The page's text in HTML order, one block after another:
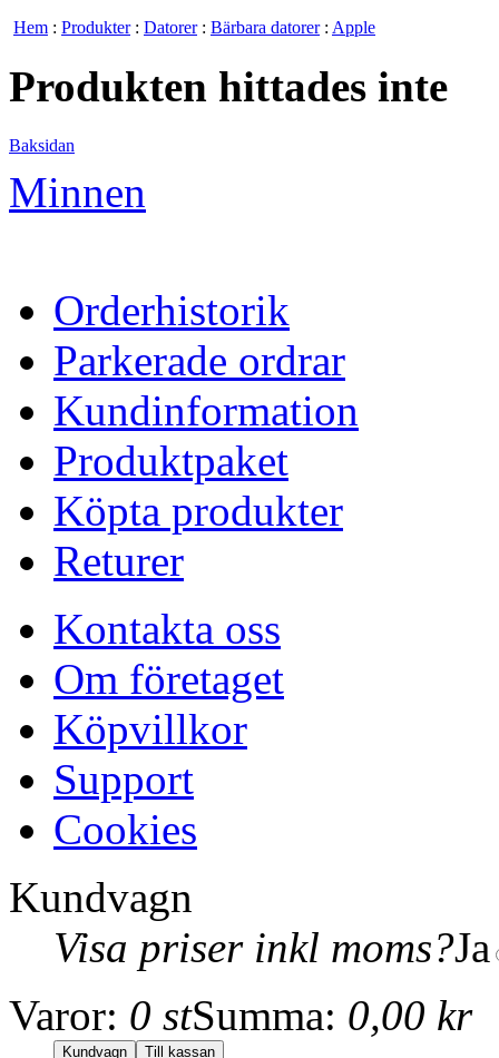
Hem : Produkter: Datorer: Bärbara datorer: Apple
Produkten hittades inte
Baksidan
Minnen
Orderhistorik
Parkerade ordrar
Kundinformation
Produktpaket
Köpta produkter
Returer
Kontakta oss
Om företaget
Köpvillkor
Support
Cookies
Kundvagn
Visa priser inkl moms?Ja
Varor: 0 stSumma: 0,00 kr